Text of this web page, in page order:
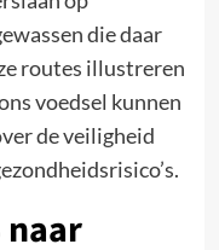
die daar
routes illustreren
voedsel kunnen
de veiligheid
naar